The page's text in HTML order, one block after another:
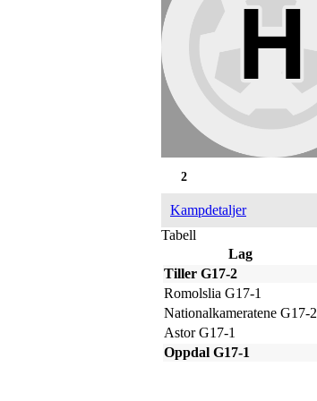
2
Kampdetaljer
Tabell
Lag
Tiller G17-2
Romolslia G17-1
Nationalkameratene G17-2
Astor G17-1
Oppdal G17-1